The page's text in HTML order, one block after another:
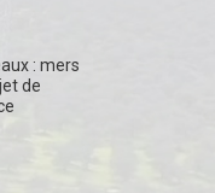
: mers
de